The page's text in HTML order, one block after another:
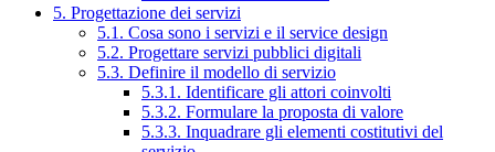
5. Progettazione dei servizi
5.1. Cosa sono i servizi e il service design
5.2. Progettare servizi pubblici digitali
5.3. Definire il modello di servizio
5.3.1. Identificare gli attori coinvolti
5.3.2. Formulare la proposta di valore
5.3.3. Inquadrare gli elementi costitutivi del